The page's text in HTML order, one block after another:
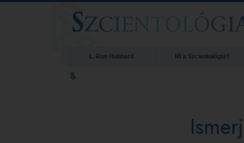
L. Ron Hubbard Mi a Szcientológia?